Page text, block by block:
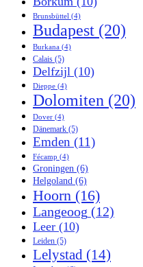
Brunsbüttel (4)
Budapest (20)
Burkana (4)
Calais (5)
Delfzijl (10)
Dieppe (4)
Dolomiten (20)
Dover (4)
Dänemark (5)
Emden (11)
Fécamp (4)
Groningen (6)
Helgoland (6)
Hoorn (16)
Langeoog (12)
Leer (10)
Leiden (5)
Lelystad (14)